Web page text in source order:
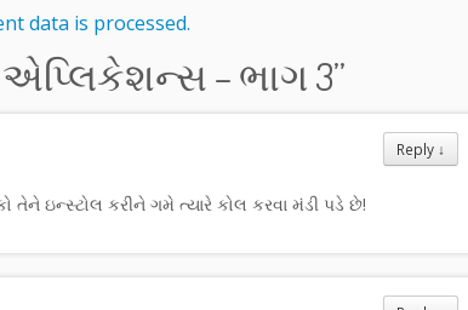
data is processed.
– ભાગ 3”
Reply ↓
તેને ઇન્સ્ટોલ કરીને ગમે ત્યારે કોલ કરવા મંડી પડે છે!